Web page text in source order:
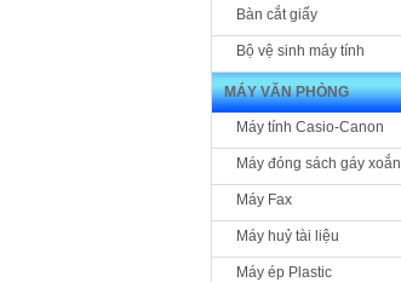
Bàn cắt giấy
Bộ vệ sinh máy tính
MÁY VĂN PHÒNG
Máy tính Casio-Canon
Máy đóng sách gáy xoắn
Máy Fax
Máy huỷ tài liệu
Máy ép Plastic